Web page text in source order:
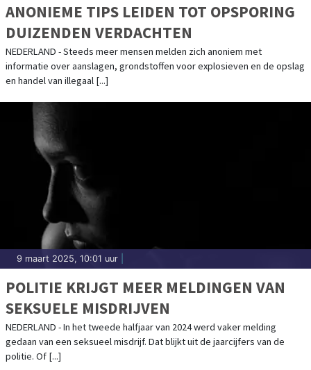
ANONIEME TIPS LEIDEN TOT OPSPORING
DUIZENDEN VERDACHTEN
NEDERLAND - Steeds meer mensen melden zich anoniem met
informatie over aanslagen, grondstoffen voor explosieven en de opslag
en handel van illegaal [...]
9 maart 2025, 10:01 uur
POLITIE KRIJGT MEER MELDINGEN VAN
SEKSUELE MISDRIJVEN
NEDERLAND - In het tweede halfjaar van 2024 werd vaker melding
gedaan van een seksueel misdrijf. Dat blijkt uit de jaarcijfers van de
politie. Of [...]